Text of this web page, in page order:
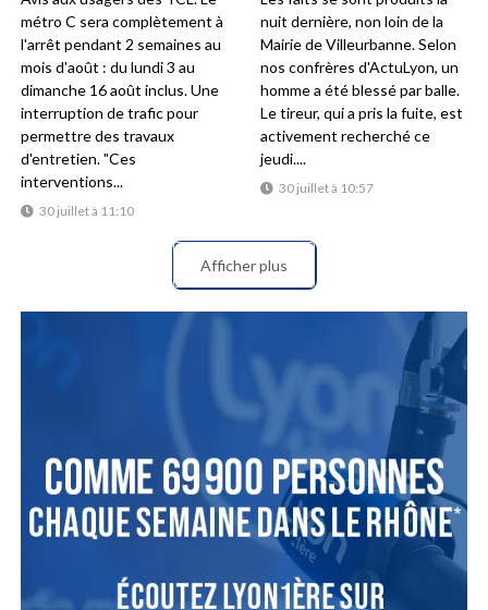
30 juillet à 11:10
métro C sera complètement à
l'arrêt pendant 2 semaines au
mois d'août : du lundi 3 au
dimanche 16 août inclus. Une
interruption de trafic pour
permettre des travaux
d'entretien. "Ces
interventions...
30 juillet à 10:57
nuit dernière, non loin de la
Mairie de Villeurbanne. Selon
nos confrères d'ActuLyon, un
homme a été blessé par balle.
Le tireur, qui a pris la fuite, est
activement recherché ce
jeudi....
Afficher plus